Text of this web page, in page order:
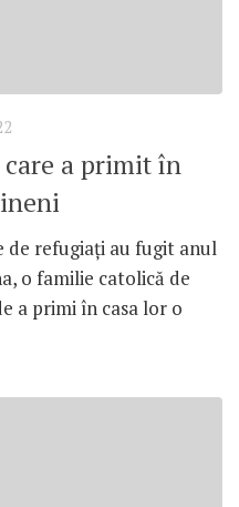
a primit în
refugiați au fugit anul
o familie catolică de
a primi în casa lor o